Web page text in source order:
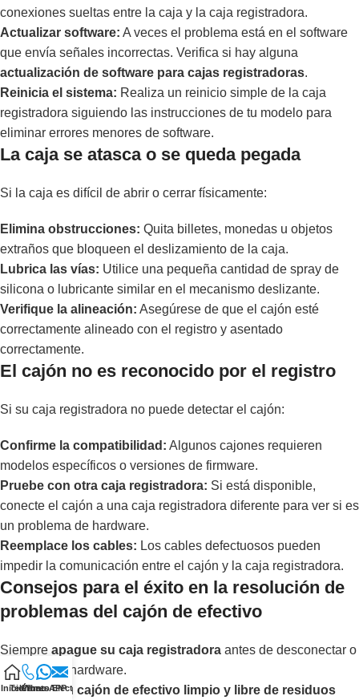
conexiones sueltas entre la caja y la caja registradora.
Actualizar software: A veces el problema está en el software
que envía señales incorrectas. Verifica si hay alguna
actualización de software para cajas registradoras.
Reinicia el sistema: Realiza un reinicio simple de la caja
registradora siguiendo las instrucciones de tu modelo para
eliminar errores menores de software.
La caja se atasca o se queda pegada
Si la caja es difícil de abrir o cerrar físicamente:
Elimina obstrucciones: Quita billetes, monedas u objetos
extraños que bloqueen el deslizamiento de la caja.
Lubrica las vías: Utilice una pequeña cantidad de spray de
silicona o lubricante similar en el mecanismo deslizante.
Verifique la alineación: Asegúrese de que el cajón esté
correctamente alineado con el registro y asentado
correctamente.
El cajón no es reconocido por el registro
Si su caja registradora no puede detectar el cajón:
Confirme la compatibilidad: Algunos cajones requieren
modelos específicos o versiones de firmware.
Pruebe con otra caja registradora: Si está disponible,
conecte el cajón a una caja registradora diferente para ver si es
un problema de hardware.
Reemplace los cables: Los cables defectuosos pueden
impedir la comunicación entre el cajón y la caja registradora.
Consejos para el éxito en la resolución de
problemas del cajón de efectivo
Siempre apague su caja registradora antes de desconectar o
examinar el hardware.
Mantenga su cajón de efectivo limpio y libre de residuos
Inicio
Teléfono
WhatsAPP
Correo Electrónico